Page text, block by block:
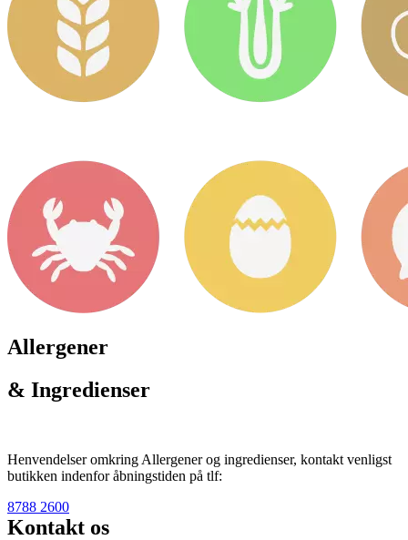
Allergener
& Ingredienser
Henvendelser omkring Allergener og ingredienser, kontakt venligst
butikken indenfor åbningstiden på tlf:
8788 2600
Kontakt os